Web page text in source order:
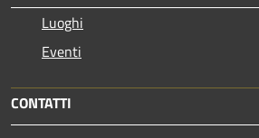
Luoghi
Eventi
CONTATTI